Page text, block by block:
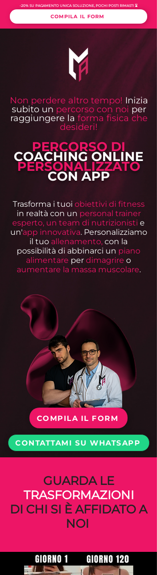
-20% SU PAGAMENTO UNICA SOLUZIONE, POCHI POSTI RIMASTI ⌛️
COMPILA IL FORM
Non perdere altro tempo! Inizia
subito un percorso con noi per
raggiungere la forma fisica che
desideri!
PERCORSO DI
COACHING ONLINE
PERSONALIZZATO
CON APP
Trasforma i tuoi obiettivi di fitness
in realtà con un personal trainer
esperto, un team di nutrizionisti e
un'app innovativa. Personalizziamo
il tuo allenamento, con la
possibilità di abbinarci un piano
alimentare per dimagrire o
aumentare la massa muscolare.
COMPILA IL FORM
CONTATTAMI SU WHATSAPP
GUARDA LE
TRASFORMAZIONI
DI CHI SI È AFFIDATO A
NOI